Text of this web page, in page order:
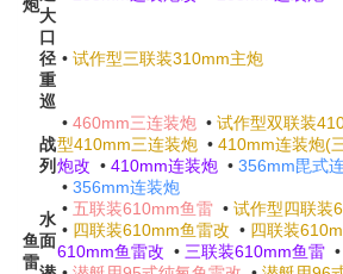
炮
大
口
径
重
巡
• 试作型三联装310mm主炮
战
列
• 460mm三连装炮 • 试作型双联装
型410mm三连装炮 • 410mm连装炮(
炮改 • 410mm连装炮 • 356mm毘式
• 356mm连装炮
鱼
雷
水
面
• 五联装610mm鱼雷 • 试作型四联装
• 四联装610mm鱼雷改 • 四联装
610mm鱼雷改 • 三联装610mm鱼雷 •